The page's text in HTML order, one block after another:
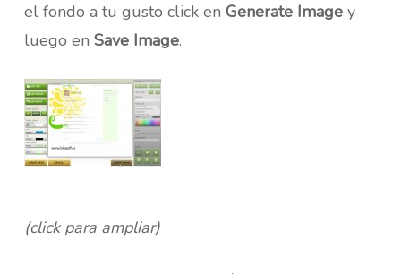
el fondo a tu gusto click en Generate Imagey
luego en Save Image.
(click para ampliar)